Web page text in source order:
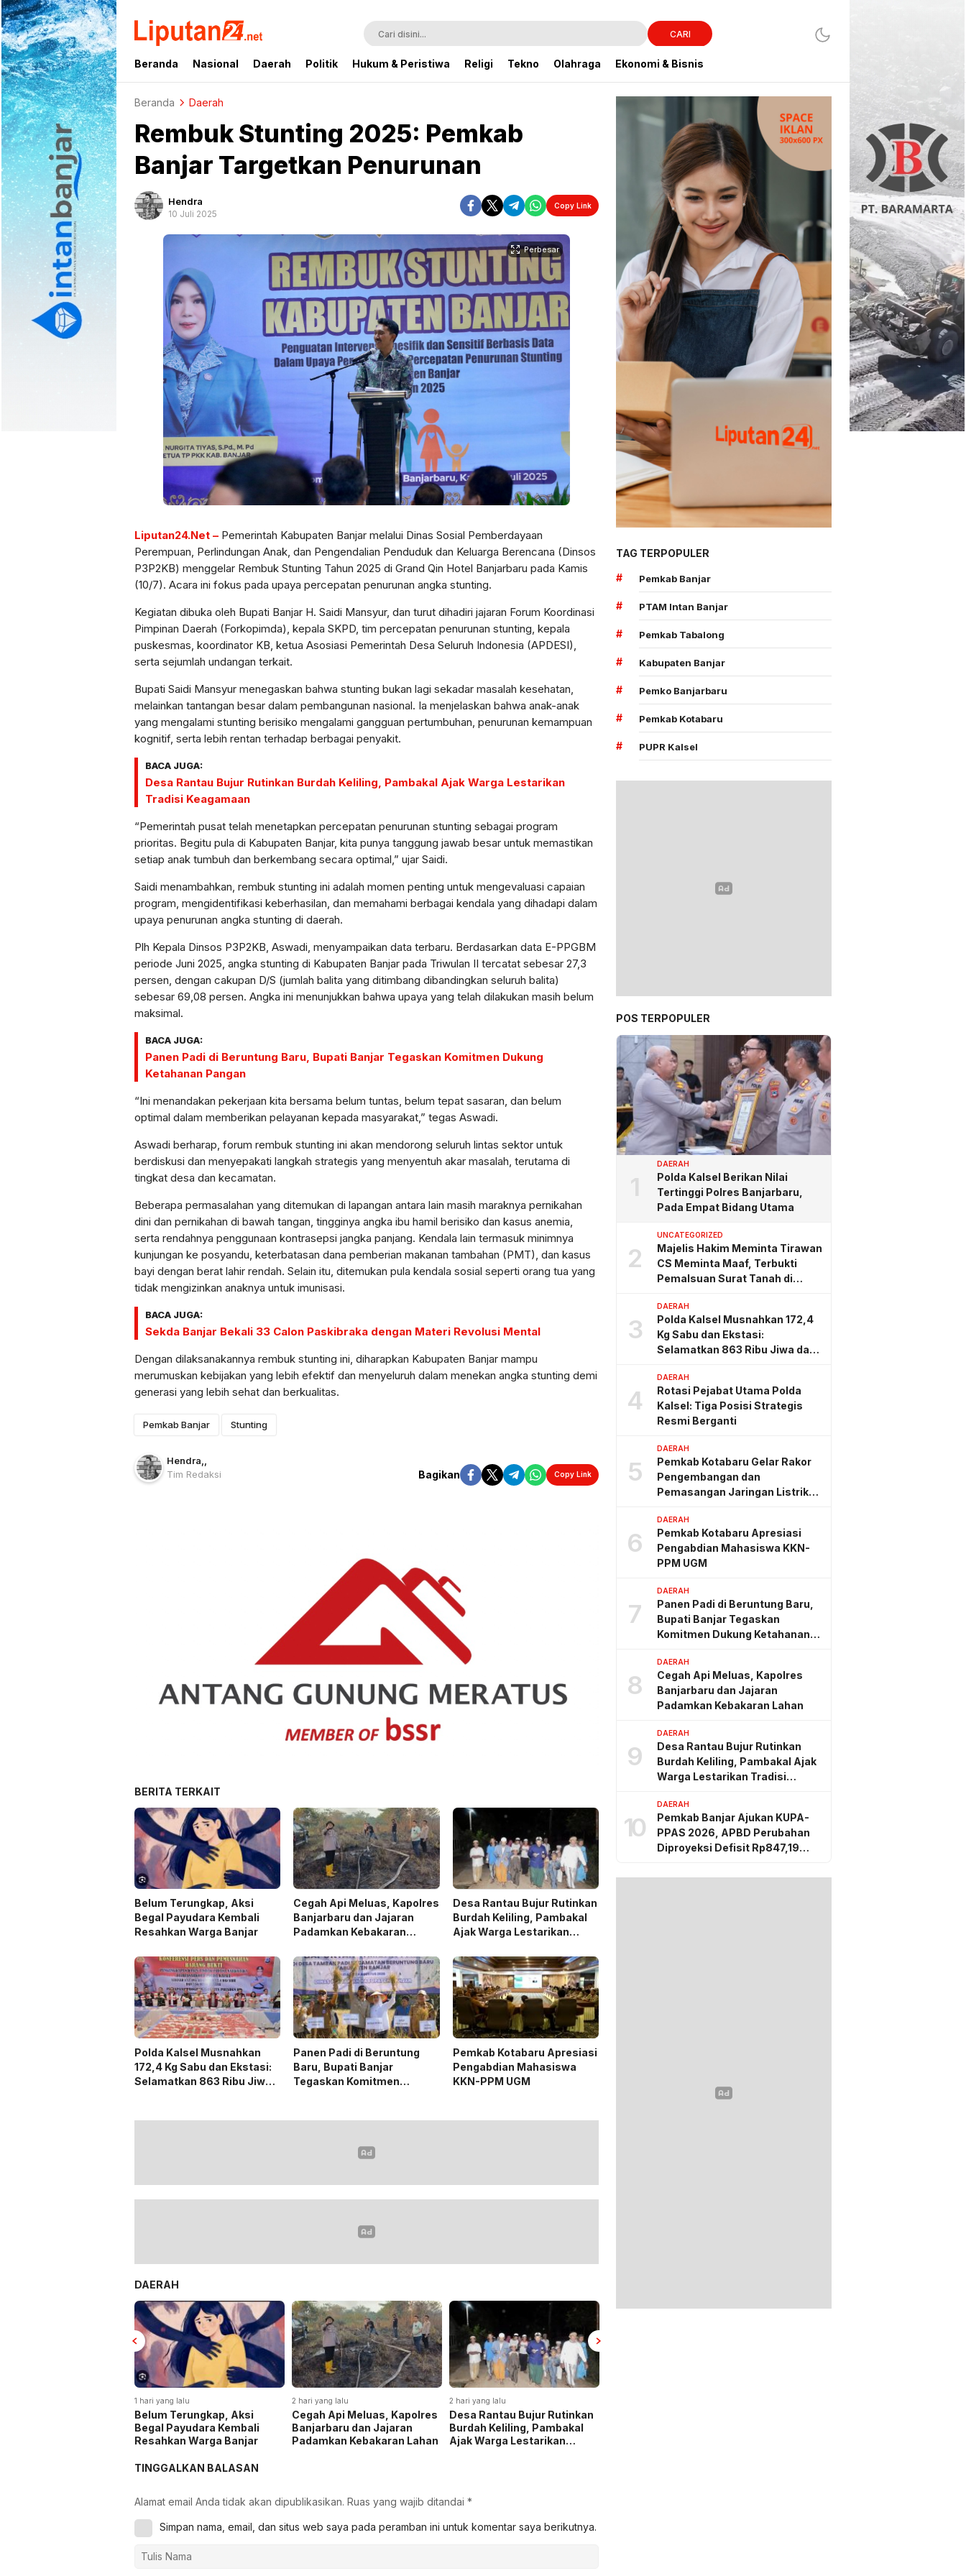
liputan24.net
CARI
Beranda Nasional Daerah Politik Hukum & Peristiwa Religi Tekno Olahraga Ekonomi & Bisnis
Beranda Daerah
Rembuk Stunting 2025: Pemkab
Banjar Targetkan Penurunan
Hendra
10 Juli 2025
Copy Link
Perbesar
Liputan24.Net – Pemerintah Kabupaten Banjar melalui Dinas Sosial Pemberdayaan
Perempuan, Perlindungan Anak, dan Pengendalian Penduduk dan Keluarga Berencana (Dinsos
P3P2KB) menggelar Rembuk Stunting Tahun 2025 di Grand Qin Hotel Banjarbaru pada Kamis
(10/7). Acara ini fokus pada upaya percepatan penurunan angka stunting.
Kegiatan dibuka oleh Bupati Banjar H. Saidi Mansyur, dan turut dihadiri jajaran Forum Koordinasi
Pimpinan Daerah (Forkopimda), kepala SKPD, tim percepatan penurunan stunting, kepala
puskesmas, koordinator KB, ketua Asosiasi Pemerintah Desa Seluruh Indonesia (APDESI),
serta sejumlah undangan terkait.
Bupati Saidi Mansyur menegaskan bahwa stunting bukan lagi sekadar masalah kesehatan,
melainkan tantangan besar dalam pembangunan nasional. Ia menjelaskan bahwa anak-anak
yang mengalami stunting berisiko mengalami gangguan pertumbuhan, penurunan kemampuan
kognitif, serta lebih rentan terhadap berbagai penyakit.
BACA JUGA:
Desa Rantau Bujur Rutinkan Burdah Keliling, Pambakal Ajak Warga Lestarikan
Tradisi Keagamaan
“Pemerintah pusat telah menetapkan percepatan penurunan stunting sebagai program
prioritas. Begitu pula di Kabupaten Banjar, kita punya tanggung jawab besar untuk memastikan
setiap anak tumbuh dan berkembang secara optimal,” ujar Saidi.
Saidi menambahkan, rembuk stunting ini adalah momen penting untuk mengevaluasi capaian
program, mengidentifikasi keberhasilan, dan memahami berbagai kendala yang dihadapi dalam
upaya penurunan angka stunting di daerah.
Plh Kepala Dinsos P3P2KB, Aswadi, menyampaikan data terbaru. Berdasarkan data E-PPGBM
periode Juni 2025, angka stunting di Kabupaten Banjar pada Triwulan II tercatat sebesar 27,3
persen, dengan cakupan D/S (jumlah balita yang ditimbang dibandingkan seluruh balita)
sebesar 69,08 persen. Angka ini menunjukkan bahwa upaya yang telah dilakukan masih belum
maksimal.
BACA JUGA:
Panen Padi di Beruntung Baru, Bupati Banjar Tegaskan Komitmen Dukung
Ketahanan Pangan
“Ini menandakan pekerjaan kita bersama belum tuntas, belum tepat sasaran, dan belum
optimal dalam memberikan pelayanan kepada masyarakat,” tegas Aswadi.
Aswadi berharap, forum rembuk stunting ini akan mendorong seluruh lintas sektor untuk
berdiskusi dan menyepakati langkah strategis yang menyentuh akar masalah, terutama di
tingkat desa dan kecamatan.
Beberapa permasalahan yang ditemukan di lapangan antara lain masih maraknya pernikahan
dini dan pernikahan di bawah tangan, tingginya angka ibu hamil berisiko dan kasus anemia,
serta rendahnya penggunaan kontrasepsi jangka panjang. Kendala lain termasuk minimnya
kunjungan ke posyandu, keterbatasan dana pemberian makanan tambahan (PMT), dan kasus
bayi dengan berat lahir rendah. Selain itu, ditemukan pula kendala sosial seperti orang tua yang
tidak mengizinkan anaknya untuk imunisasi.
BACA JUGA:
Sekda Banjar Bekali 33 Calon Paskibraka dengan Materi Revolusi Mental
Dengan dilaksanakannya rembuk stunting ini, diharapkan Kabupaten Banjar mampu
merumuskan kebijakan yang lebih efektif dan menyeluruh dalam menekan angka stunting demi
generasi yang lebih sehat dan berkualitas.
Pemkab Banjar Stunting
Hendra
Tim Redaksi
Bagikan Copy Link
BERITA TERKAIT
Belum Terungkap, Aksi
Begal Payudara Kembali
Resahkan Warga Banjar
Cegah Api Meluas, Kapolres
Banjarbaru dan Jajaran
Padamkan Kebakaran
Desa Rantau Bujur Rutinkan
Burdah Keliling, Pambakal
Ajak Warga Lestarikan
Polda Kalsel Musnahkan
172,4 Kg Sabu dan Ekstasi:
Selamatkan 863 Ribu Jiwa
Panen Padi di Beruntung
Baru, Bupati Banjar
Tegaskan Komitmen
Pemkab Kotabaru Apresiasi
Pengabdian Mahasiswa
KKN-PPM UGM
DAERAH
1 hari yang lalu
Belum Terungkap, Aksi
Begal Payudara Kembali
Resahkan Warga Banjar
2 hari yang lalu
Cegah Api Meluas, Kapolres
Banjarbaru dan Jajaran
Padamkan Kebakaran Lahan
2 hari yang lalu
Desa Rantau Bujur Rutinkan
Burdah Keliling, Pambakal
Ajak Warga Lestarikan
TINGGALKAN BALASAN
Alamat email Anda tidak akan dipublikasikan. Ruas yang wajib ditandai *
Simpan nama, email, dan situs web saya pada peramban ini untuk komentar saya berikutnya.
TAG TERPOPULER
#
Pemkab Banjar
# PTAM Intan Banjar
# Pemkab Tabalong
# Kabupaten Banjar
# Pemko Banjarbaru
# Pemkab Kotabaru
# PUPR Kalsel
POS TERPOPULER
1
DAERAH
Polda Kalsel Berikan Nilai
Tertinggi Polres Banjarbaru,
Pada Empat Bidang Utama
2
UNCATEGORIZED
Majelis Hakim Meminta Tirawan
CS Meminta Maaf, Terbukti
Pemalsuan Surat Tanah di
3
DAERAH
Polda Kalsel Musnahkan 172,4
Kg Sabu dan Ekstasi:
Selamatkan 863 Ribu Jiwa dan
Triliun
4
DAERAH
Rotasi Pejabat Utama Polda
Kalsel: Tiga Posisi Strategis
Resmi Berganti
5
DAERAH
Pemkab Kotabaru Gelar Rakor
Pengembangan dan
Pemasangan Jaringan Listrik
6
DAERAH
Pemkab Kotabaru Apresiasi
Pengabdian Mahasiswa KKN-
PPM UGM
7
DAERAH
Panen Padi di Beruntung Baru,
Bupati Banjar Tegaskan
Komitmen Dukung Ketahanan
8
DAERAH
Cegah Api Meluas, Kapolres
Banjarbaru dan Jajaran
Padamkan Kebakaran Lahan
9
DAERAH
Desa Rantau Bujur Rutinkan
Burdah Keliling, Pambakal Ajak
Warga Lestarikan Tradisi
10
DAERAH
Pemkab Banjar Ajukan KUPA-
PPAS 2026, APBD Perubahan
Diproyeksi Defisit Rp847,19